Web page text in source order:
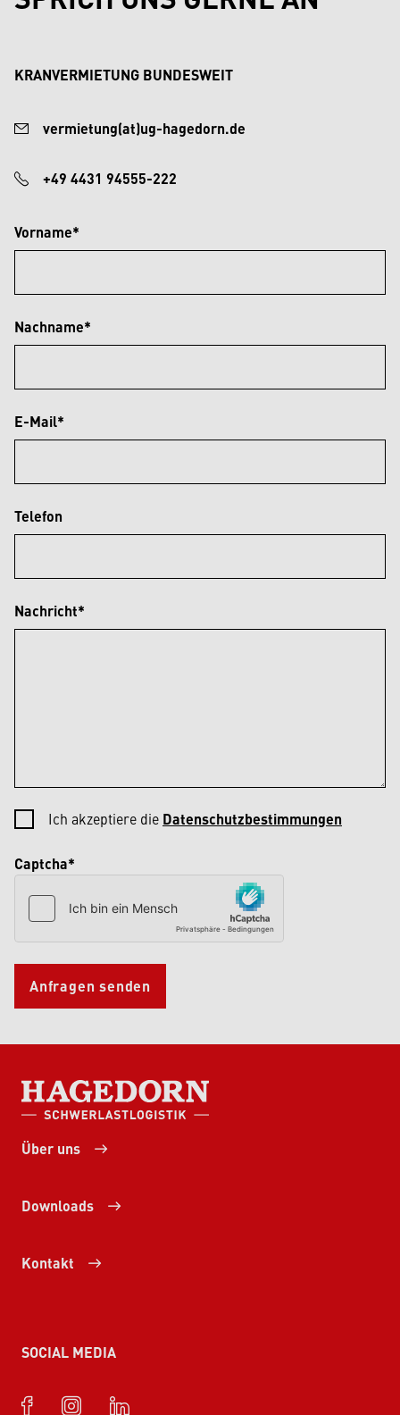
KRANVERMIETUNG BUNDESWEIT
vermietung(at)ug-hagedorn.de
+49 4431 94555-222
Vorname*
Nachname*
E-Mail*
Telefon
Nachricht*
Ich akzeptiere die Datenschutzbestimmungen
Captcha*
Anfragen senden
HAGEDORN SCHWERLASTLOGISTIK
Über uns
Downloads
Kontakt
SOCIAL MEDIA